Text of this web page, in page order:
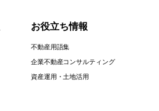
お役立ち情報
不動産用語集
企業不動産コンサルティング
資産運用・土地活用